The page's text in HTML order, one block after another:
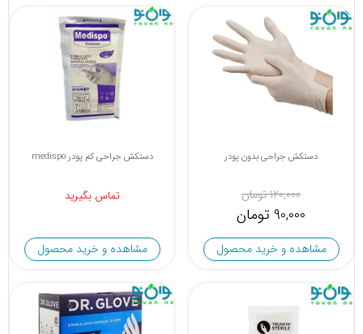
دستکش جراحی بدون پودر
120,000 تومان
90,000 تومان
مشاهده و خرید محصول
دستکش جراحی کم پودر medispo
تماس بگیرید
مشاهده و خرید محصول